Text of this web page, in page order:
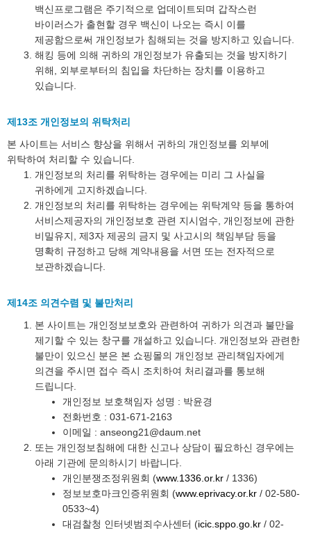
백신프로그램은 주기적으로 업데이트되며 갑작스런
바이러스가 출현할 경우 백신이 나오는 즉시 이를
제공함으로써 개인정보가 침해되는 것을 방지하고 있습니다.
해킹 등에 의해 귀하의 개인정보가 유출되는 것을 방지하기
위해, 외부로부터의 침입을 차단하는 장치를 이용하고
있습니다.
제13조 개인정보의 위탁처리
본 사이트는 서비스 향상을 위해서 귀하의 개인정보를 외부에
위탁하여 처리할 수 있습니다.
개인정보의 처리를 위탁하는 경우에는 미리 그 사실을
귀하에게 고지하겠습니다.
개인정보의 처리를 위탁하는 경우에는 위탁계약 등을 통하여
서비스제공자의 개인정보호 관련 지시엄수, 개인정보에 관한
비밀유지, 제3자 제공의 금지 및 사고시의 책임부담 등을
명확히 규정하고 당해 계약내용을 서면 또는 전자적으로
보관하겠습니다.
제14조 의견수렴 및 불만처리
본 사이트는 개인정보보호와 관련하여 귀하가 의견과 불만을
제기할 수 있는 창구를 개설하고 있습니다. 개인정보와 관련한
불만이 있으신 분은 본 쇼핑몰의 개인정보 관리책임자에게
의견을 주시면 접수 즉시 조치하여 처리결과를 통보해
드립니다.
개인정보 보호책임자 성명 : 박윤경
전화번호 : 031-671-2163
이메일 : anseong21@daum.net
또는 개인정보침해에 대한 신고나 상담이 필요하신 경우에는
아래 기관에 문의하시기 바랍니다.
개인분쟁조정위원회 (www.1336.or.kr / 1336)
정보보호마크인증위원회 (www.eprivacy.or.kr / 02-580-
0533~4)
대검찰청 인터넷범죄수사센터 (icic.sppo.go.kr / 02-